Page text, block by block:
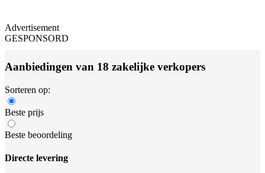
Advertisement
GESPONSORD
Aanbiedingen van 18 zakelijke verkopers
Sorteren op:
Beste prijs
Beste beoordeling
Directe levering